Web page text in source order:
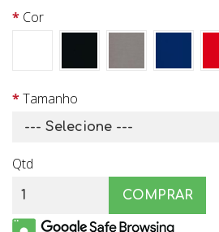
Cor
Tamanho
Qtd
COMPRAR